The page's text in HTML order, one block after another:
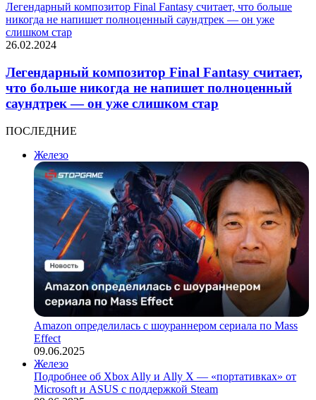
Легендарный композитор Final Fantasy считает, что больше
никогда не напишет полноценный саундтрек — он уже
слишком стар
26.02.2024
Легендарный композитор Final Fantasy считает,
что больше никогда не напишет полноценный
саундтрек — он уже слишком стар
ПОСЛЕДНИЕ
Железо
Amazon определилась с шоураннером сериала по Mass
Effect
09.06.2025
Железо
Подробнее об Xbox Ally и Ally X — «портативках» от
Microsoft и ASUS с поддержкой Steam